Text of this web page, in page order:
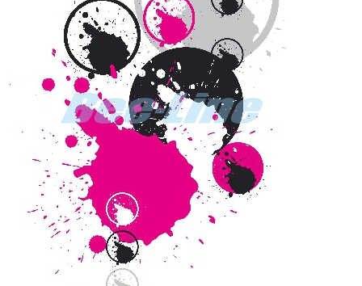
Fly, luftfart
Folkeslag
Fritid, hobby
Frugt, grønt
Halloween
Håndværk
Haven
Huse, bygninger
Jagt
Jul
Kærlighed, bryllup
Kommunikation, nyhedsformidling
Køretøjer